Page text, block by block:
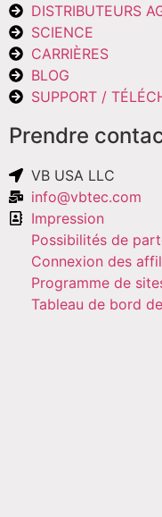
DISTRIBUTEURS
SCIENCE
CARRIÈRES
BLOG
SUPPORT /
Prendre
VB USA LLC
info@vbtec.com
Impression
Possibilités de
Connexion des
Programme de
Tableau de bord